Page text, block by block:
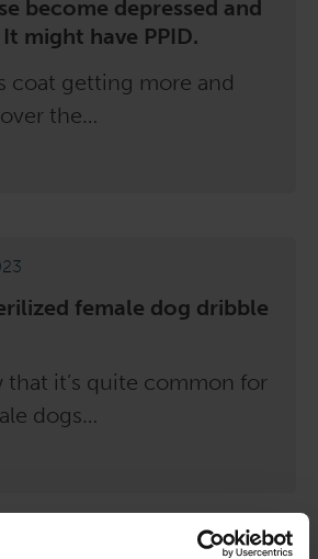
become depressed and
might have PPID.
coat getting more and
the…
female dog dribble
that it’s quite common for
dogs…